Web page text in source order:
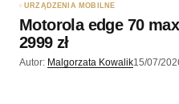
URZĄDZENIA MOBILNE
Motorola edge 70
2999 zł
Autor: Malgorzata Kowalik15/07/